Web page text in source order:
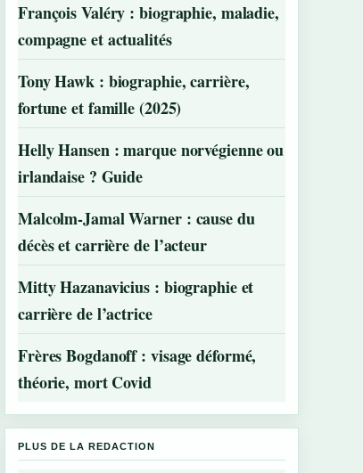
François Valéry : biographie, maladie,
compagne et actualités
Tony Hawk : biographie, carrière,
fortune et famille (2025)
Helly Hansen : marque norvégienne ou
irlandaise ? Guide
Malcolm-Jamal Warner : cause du
décès et carrière de l’acteur
Mitty Hazanavicius : biographie et
carrière de l’actrice
Frères Bogdanoff : visage déformé,
théorie, mort Covid
PLUS DE LA REDACTION